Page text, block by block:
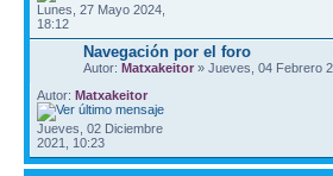
Lunes, 27 Mayo 2024,
18:12
Navegación por el foro
Autor: Matxakeitor » Jueves, 04 Febrero
Autor: Matxakeitor
Jueves, 02 Diciembre
2021, 10:23